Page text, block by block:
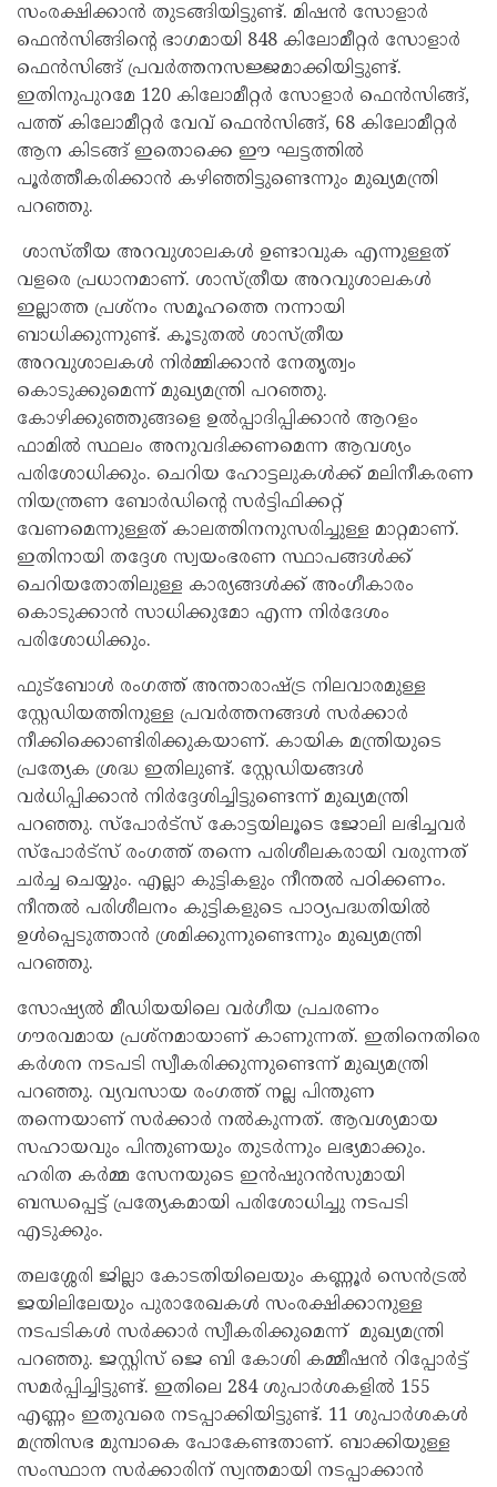
സംരക്ഷിക്കാൻ തുടങ്ങിയിട്ടുണ്ട്. മിഷൻ സോളാർ
ഫെൻസിങ്ങിന്റെ ഭാഗമായി 848 കിലോമീറ്റർ സോളാർ
ഫെൻസിങ്ങ് പ്രവർത്തനസജ്ജമാക്കിയിട്ടുണ്ട്.
ഇതിനുപുറമേ 120 കിലോമീറ്റർ സോളാർ ഫെൻസിങ്ങ്,
പത്ത് കിലോമീറ്റർ വേവ് ഫെൻസിങ്ങ്, 68 കിലോമീറ്റർ
ആന കിടങ്ങ് ഇതൊക്കെ ഈ ഘട്ടത്തിൽ
പൂർത്തീകരിക്കാൻ കഴിഞ്ഞിട്ടുണ്ടെന്നും മുഖ്യമന്ത്രി
പറഞ്ഞു.
ശാസ്തീയ അറവുശാലകൾ ഉണ്ടാവുക എന്നുള്ളത്
വളരെ പ്രധാനമാണ്. ശാസ്ത്രീയ അറവുശാലകൾ
ഇല്ലാത്ത പ്രശ്നം സമൂഹത്തെ നന്നായി
ബാധിക്കുന്നുണ്ട്. കൂടുതൽ ശാസ്ത്രീയ
അറവുശാലകൾ നിർമ്മിക്കാൻ നേതൃത്വം
കൊടുക്കുമെന്ന് മുഖ്യമന്ത്രി പറഞ്ഞു.
കോഴിക്കുഞ്ഞുങ്ങളെ ഉൽപ്പാദിപ്പിക്കാൻ ആറളം
ഫാമിൽ സ്ഥലം അനുവദിക്കണമെന്ന ആവശ്യം
പരിശോധിക്കും. ചെറിയ ഹോട്ടലുകൾക്ക് മലിനീകരണ
നിയന്ത്രണ ബോർഡിന്റെ സർട്ടിഫിക്കറ്റ്
വേണമെന്നുള്ളത് കാലത്തിനനുസരിച്ചുള്ള മാറ്റമാണ്.
ഇതിനായി തദ്ദേശ സ്വയംഭരണ സ്ഥാപങ്ങൾക്ക്
ചെറിയതോതിലുള്ള കാര്യങ്ങൾക്ക് അംഗീകാരം
കൊടുക്കാൻ സാധിക്കുമോ എന്ന നിർദേശം
പരിശോധിക്കും.
ഫുട്ബോൾ രംഗത്ത് അന്താരാഷ്ട്ര നിലവാരമുള്ള
സ്റ്റേഡിയത്തിനുള്ള പ്രവർത്തനങ്ങൾ സർക്കാർ
നീക്കിക്കൊണ്ടിരിക്കുകയാണ്. കായിക മന്ത്രിയുടെ
പ്രത്യേക ശ്രദ്ധ ഇതിലുണ്ട്. സ്റ്റേഡിയങ്ങൾ
വർധിപ്പിക്കാൻ നിർദ്ദേശിച്ചിട്ടുണ്ടെന്ന് മുഖ്യമന്ത്രി
പറഞ്ഞു. സ്പോർട്സ് കോട്ടയിലൂടെ ജോലി ലഭിച്ചവർ
സ്പോർട്സ് രംഗത്ത് തന്നെ പരിശീലകരായി വരുന്നത്
ചർച്ച ചെയ്യും. എല്ലാ കുട്ടികളും നീന്തൽ പഠിക്കണം.
നീന്തൽ പരിശീലനം കുട്ടികളുടെ പാഠ്യപദ്ധതിയിൽ
ഉൾപ്പെടുത്താൻ ശ്രമിക്കുന്നുണ്ടെന്നും മുഖ്യമന്ത്രി
പറഞ്ഞു.
സോഷ്യൽ മീഡിയയിലെ വർഗീയ പ്രചരണം
ഗൗരവമായ പ്രശ്നമായാണ് കാണുന്നത്. ഇതിനെതിരെ
കർശന നടപടി സ്വീകരിക്കുന്നുണ്ടെന്ന് മുഖ്യമന്ത്രി
പറഞ്ഞു. വ്യവസായ രംഗത്ത് നല്ല പിന്തുണ
തന്നെയാണ് സർക്കാർ നൽകുന്നത്. ആവശ്യമായ
സഹായവും പിന്തുണയും തുടർന്നും ലഭ്യമാക്കും.
ഹരിത കർമ്മ സേനയുടെ ഇൻഷുറൻസുമായി
ബന്ധപ്പെട്ട് പ്രത്യേകമായി പരിശോധിച്ചു നടപടി
എടുക്കും.
തലശ്ശേരി ജില്ലാ കോടതിയിലെയും കണ്ണൂർ സെൻട്രൽ
ജയിലിലേയും പുരാരേഖകൾ സംരക്ഷിക്കാനുള്ള
നടപടികൾ സർക്കാർ സ്വീകരിക്കുമെന്ന് മുഖ്യമന്ത്രി
പറഞ്ഞു. ജസ്റ്റിസ് ജെ ബി കോശി കമ്മീഷൻ റിപ്പോർട്ട്
സമർപ്പിച്ചിട്ടുണ്ട്. ഇതിലെ 284 ശുപാർശകളിൽ 155
എണ്ണം ഇതുവരെ നടപ്പാക്കിയിട്ടുണ്ട്. 11 ശുപാർശകൾ
മന്ത്രിസഭ മുമ്പാകെ പോകേണ്ടതാണ്. ബാക്കിയുള്ള
സംസ്ഥാന സർക്കാരിന് സ്വന്തമായി നടപ്പാക്കാൻ